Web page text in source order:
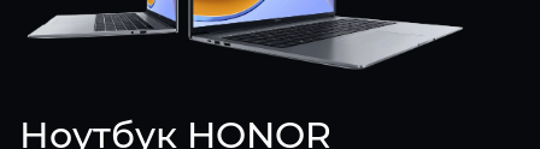
Ноутбук HONOR